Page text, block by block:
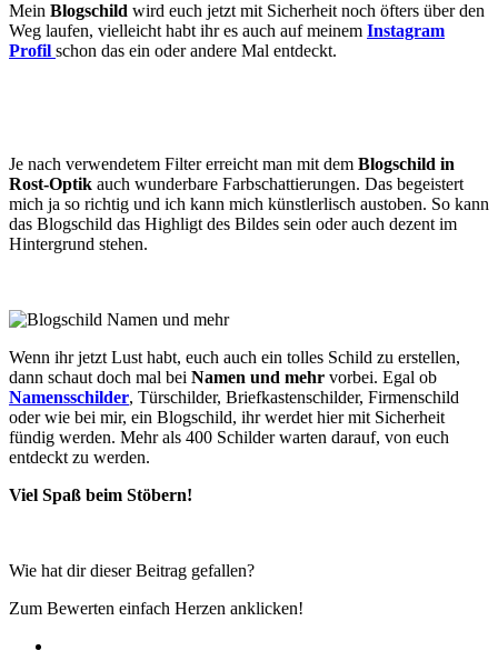
Mein Blogschild wird euch jetzt mit Sicherheit noch öfters über den
Weg laufen, vielleicht habt ihr es auch auf meinem Instagram
Profil schon das ein oder andere Mal entdeckt.
Je nach verwendetem Filter erreicht man mit dem Blogschild in
Rost-Optik auch wunderbare Farbschattierungen. Das begeistert
mich ja so richtig und ich kann mich künstlerlisch austoben. So kann
das Blogschild das Highligt des Bildes sein oder auch dezent im
Hintergrund stehen.
Wenn ihr jetzt Lust habt, euch auch ein tolles Schild zu erstellen,
dann schaut doch mal bei Namen und mehr vorbei. Egal ob
Namensschilder, Türschilder, Briefkastenschilder, Firmenschild
oder wie bei mir, ein Blogschild, ihr werdet hier mit Sicherheit
fündig werden. Mehr als 400 Schilder warten darauf, von euch
entdeckt zu werden.
Viel Spaß beim Stöbern!
Wie hat dir dieser Beitrag gefallen?
Zum Bewerten einfach Herzen anklicken!